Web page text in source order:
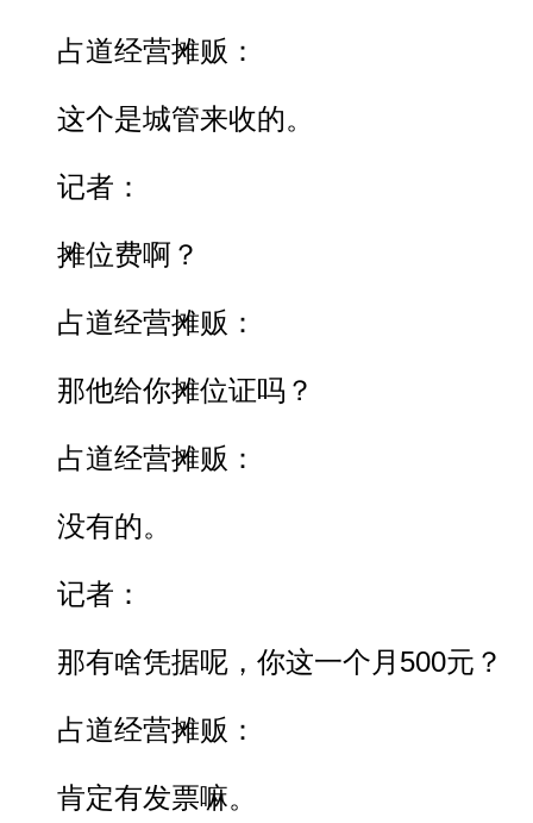
占道经营摊贩：
这个是城管来收的。
记者：
摊位费啊？
占道经营摊贩：
那他给你摊位证吗？
占道经营摊贩：
没有的。
记者：
那有啥凭据呢，你这一个月500元？
占道经营摊贩：
肯定有发票嘛。